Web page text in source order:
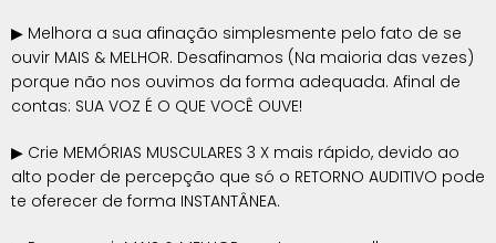
▶ Melhora a sua afinação simplesmente pelo fato de se
ouvir MAIS & MELHOR. Desafinamos (Na maioria das vezes)
porque não nos ouvimos da forma adequada. Afinal de
contas: SUA VOZ É O QUE VOCÊ OUVE!
▶ Crie MEMÓRIAS MUSCULARES 3 X mais rápido, devido ao
alto poder de percepção que só o RETORNO AUDITIVO pode
te oferecer de forma INSTANTÂNEA.